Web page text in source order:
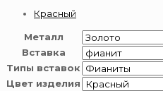
Красный
Металл
Вставка
Типы вставок
Цвет изделия